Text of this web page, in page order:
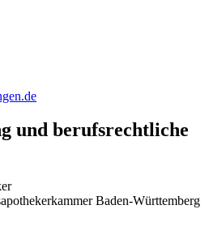
und berufsrechtliche
Baden-Württemberg